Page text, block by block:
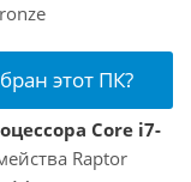
этот ПК?
Core i7-
Raptor